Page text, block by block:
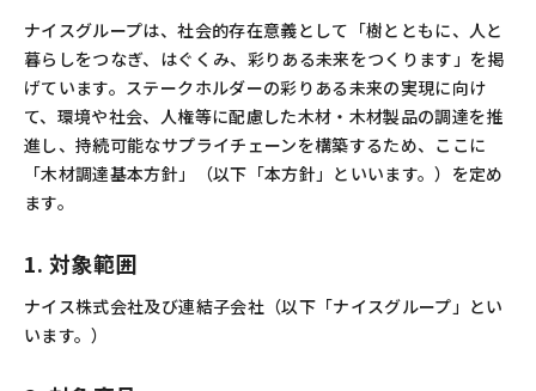
ナイスグループは、社会的存在意義として「樹とともに、人と
暮らしをつなぎ、はぐくみ、彩りある未来をつくります」を掲
げています。ステークホルダーの彩りある未来の実現に向け
て、環境や社会、人権等に配慮した木材・木材製品の調達を推
進し、持続可能なサプライチェーンを構築するため、ここに
「木材調達基本方針」（以下「本方針」といいます。）を定め
ます。
1. 対象範囲
ナイス株式会社及び連結子会社（以下「ナイスグループ」とい
います。）